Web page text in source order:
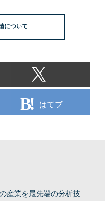
について
はてブ
産業を最先端の分析技